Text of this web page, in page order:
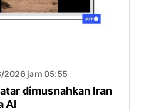
2026 jam 05:55
dimusnahkan Iran
AI